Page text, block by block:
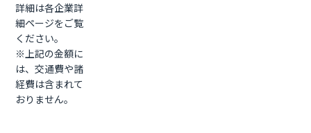
詳細は各企業詳
細ページをご覧
ください。
※上記の金額に
は、交通費や諸
経費は含まれて
おりません。